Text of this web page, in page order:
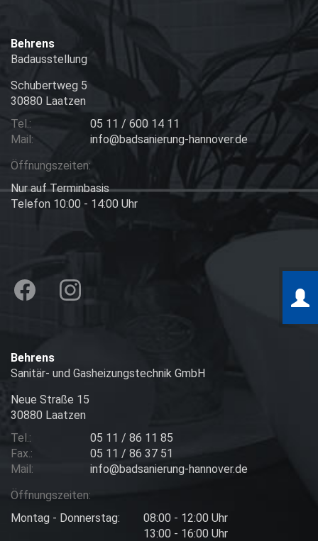
Behrens
Badausstellung
Schubertweg 5
30880 Laatzen
Tel.:
Mail:
05 11 / 600 14 11
info@badsanierung-hannover.de
Öffnungszeiten:
Nur auf Terminbasis
Telefon 10:00 - 14:00 Uhr
Behrens
Sanitär- und Gasheizungstechnik GmbH
Neue Straße 15
30880 Laatzen
Tel.:
Fax.:
Mail:
05 11 / 86 11 85
05 11 / 86 37 51
info@badsanierung-hannover.de
Öffnungszeiten:
Montag - Donnerstag:
08:00 - 12:00 Uhr
13:00 - 16:00 Uhr